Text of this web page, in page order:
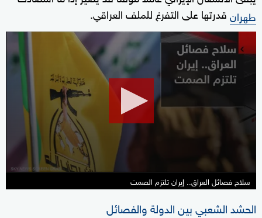
طهرانقدرتها على التفرغ للملف العراقي.
seconds
seconds
سلاح فصائل العراق.. إيران تلتزم الصمت
الحشد الشعبي بين الدولة والفصائل